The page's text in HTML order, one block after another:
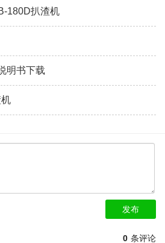
180D扒渣机
明书下载
发布
0 条评论